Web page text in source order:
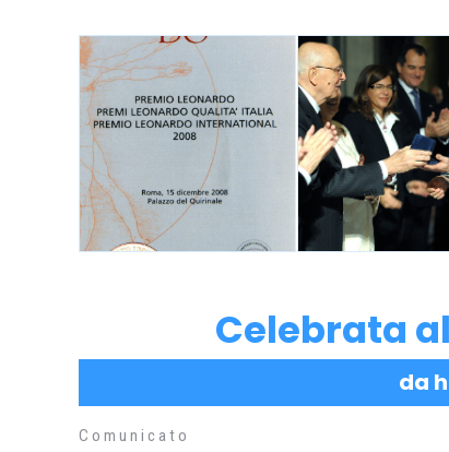
Celebrata
da
C o m u n i c a t o